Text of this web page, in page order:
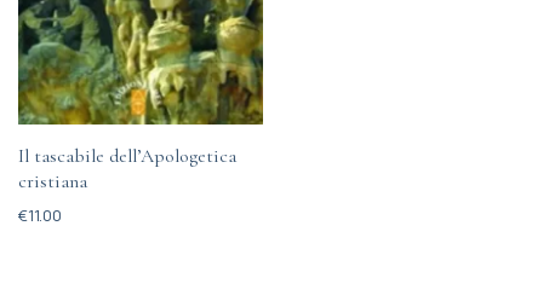
Il tascabile dell’Apologetica
cristiana
€11.00